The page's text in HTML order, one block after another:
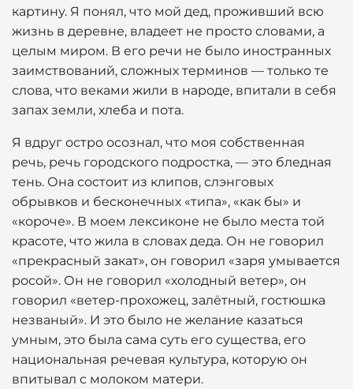
картину. Я понял, что мой дед, проживший всю
жизнь в деревне, владеет не просто словами, а
целым миром. В его речи не было иностранных
заимствований, сложных терминов — только те
слова, что веками жили в народе, впитали в себя
запах земли, хлеба и пота.
Я вдруг остро осознал, что моя собственная
речь, речь городского подростка, — это бледная
тень. Она состоит из клипов, слэнговых
обрывков и бесконечных «типа», «как бы» и
«короче». В моем лексиконе не было места той
красоте, что жила в словах деда. Он не говорил
«прекрасный закат», он говорил «заря умывается
росой». Он не говорил «холодный ветер», он
говорил «ветер-прохожец, залётный, гостюшка
незваный». И это было не желание казаться
умным, это была сама суть его существа, его
национальная речевая культура, которую он
впитывал с молоком матери.